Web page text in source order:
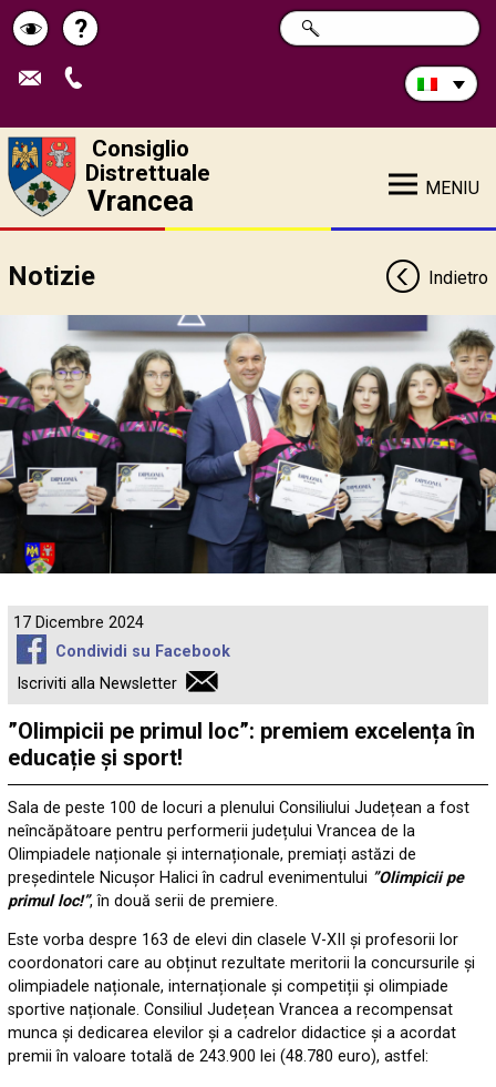
Schimbă
contrastul
Pagina
de
?
Cerca
nel
RICERCA
Consiglio
Distrettuale
Vrancea MENIU
Notizie Indietro
17 Dicembre 2024
Condividi su Facebook
Iscriviti alla Newsletter
”Olimpicii pe primul loc”: premiem excelența în
educație și sport!
Sala de peste 100 de locuri a plenului Consiliului Județean a fost
neîncăpătoare pentru performerii județului Vrancea de la
Olimpiadele naționale și internaționale, premiați astăzi de
președintele Nicușor Halici în cadrul evenimentului ”Olimpicii pe
primul loc!”, în două serii de premiere.
Este vorba despre 163 de elevi din clasele V-XII și profesorii lor
coordonatori care au obținut rezultate meritorii la concursurile și
olimpiadele naționale, internaționale și competiții și olimpiade
sportive naționale. Consiliul Județean Vrancea a recompensat
munca și dedicarea elevilor și a cadrelor didactice și a acordat
premii în valoare totală de 243.900 lei (48.780 euro), astfel: